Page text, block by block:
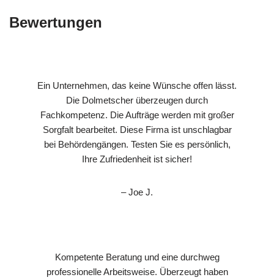
Bewertungen
Ein Unternehmen, das keine Wünsche offen lässt.
Die Dolmetscher überzeugen durch
Fachkompetenz. Die Aufträge werden mit großer
Sorgfalt bearbeitet. Diese Firma ist unschlagbar
bei Behördengängen. Testen Sie es persönlich,
Ihre Zufriedenheit ist sicher!
– Joe J.
Kompetente Beratung und eine durchweg
professionelle Arbeitsweise. Überzeugt haben